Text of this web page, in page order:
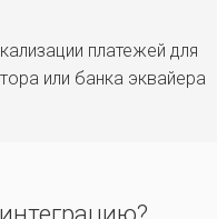
платежей для
или банка эквайера